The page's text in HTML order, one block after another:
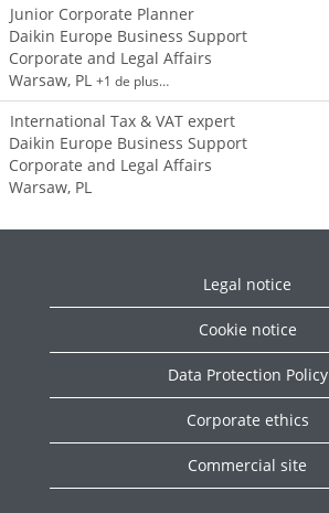
Litiges &
Contentieux,
des
Assurances,
des Risques
Respect des
règles de
Compliance
(R.G.P.D. et
corruption)
La RI permet de
intérêts et la
Junior Corporate Planner
Daikin Europe Business Support
Corporate and Legal Affairs
Warsaw, PL +1 de plus…
International Tax & VAT expert
Daikin Europe Business Support
Corporate and Legal Affairs
Warsaw, PL
Legal notice
Cookie notice
Data Protection Policy
Corporate ethics
Commercial site